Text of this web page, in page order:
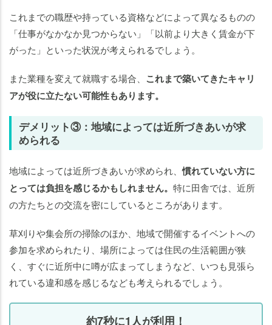
これまでの職歴や持っている資格などによって異なるものの
「仕事がなかなか見つからない」「以前より大きく賃金が下
がった」といった状況が考えられるでしょう。
また業種を変えて就職する場合、 これまで築いてきたキャリ
アが役に立たない可能性もあります。
デメリット③：地域によっては近所づきあいが求
められる
地域によっては近所づきあいが求められ、慣れていない方に
とっては負担を感じるかもしれません。 特に田舎では、近所
の方たちとの交流を密にしているところがあります。
草刈りや集会所の掃除のほか、地域で開催するイベントへの
参加を求められたり、場所によっては住民の生活範囲が狭
く、すぐに近所中に噂が広まってしまうなど、いつも見張ら
れている違和感を感じるなども考えられるでしょう。
約7秒に1人が利用！